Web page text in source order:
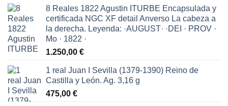
original
era:
150,00 €.
actual
es:
65,00 €.
8 Reales 1822 Agustin ITURBE Encapsulada y
certificada NGC XF detail Anverso La cabeza a
la derecha. Leyenda: ·AUGUST· ·DEI · PROV ·
Mo · 1822 ·
1.250,00 €
1 real Juan I Sevilla (1379-1390) Reino de
Castilla y León. Ag. 3,16 g
475,00 €